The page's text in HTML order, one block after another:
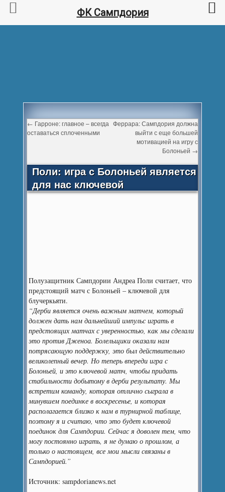
← Гарроне: главное – всегда
оставаться сплоченными
Феррара: Сампдория должна
выйти с еще большей
мотивацией на игру с
Болоньей →
Поли: игра с Болоньей является
для нас ключевой
Полузащитник Сампдории Андреа Поли считает, что
предстоящий матч с Болоньей – ключевой для
блучеркьяти.
“Дерби является очень важным матчем, который
должен дать нам дальнейший импульс играть в
предстоящих матчах с уверенностью, как мы сделали
это против Дженоа. Болельщики оказали нам
потрясающую поддержку, это был действительно
великолепный вечер. Но теперь впереди игра с
Болоньей, и это ключевой матч, чтобы придать
стабильности добытому в дерби результату. Мы
встретим команду, которая отлично сыграла в
минувшем поединке в воскресенье, и которая
располагается близко к нам в турнирной таблице,
поэтому я и считаю, что это будет ключевой
поединок для Сампдории. Сейчас я доволен тем, что
могу постоянно играть, я не думаю о прошлом, а
только о настоящем, все мои мысли связаны в
Сампдорией.”
Источник: sampdorianews.net
ФК Сампдория